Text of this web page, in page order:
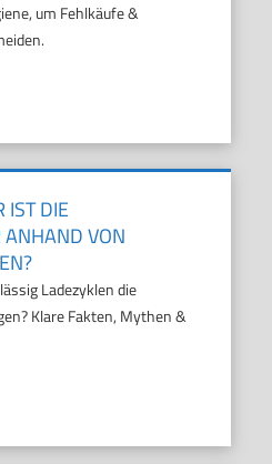
um Fehlkäufe &
IST DIE
VON
Ladezyklen die
Klare Fakten, Mythen &